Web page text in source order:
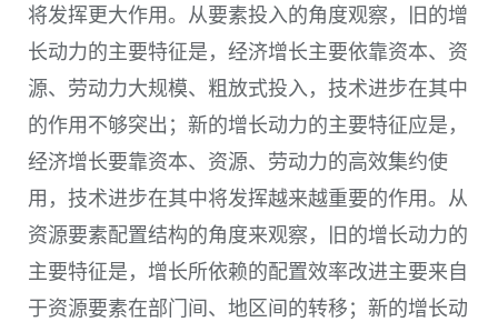
将发挥更大作用。从要素投入的角度观察，旧的增
长动力的主要特征是，经济增长主要依靠资本、资
源、劳动力大规模、粗放式投入，技术进步在其中
的作用不够突出；新的增长动力的主要特征应是，
经济增长要靠资本、资源、劳动力的高效集约使
用，技术进步在其中将发挥越来越重要的作用。从
资源要素配置结构的角度来观察，旧的增长动力的
主要特征是，增长所依赖的配置效率改进主要来自
于资源要素在部门间、地区间的转移；新的增长动